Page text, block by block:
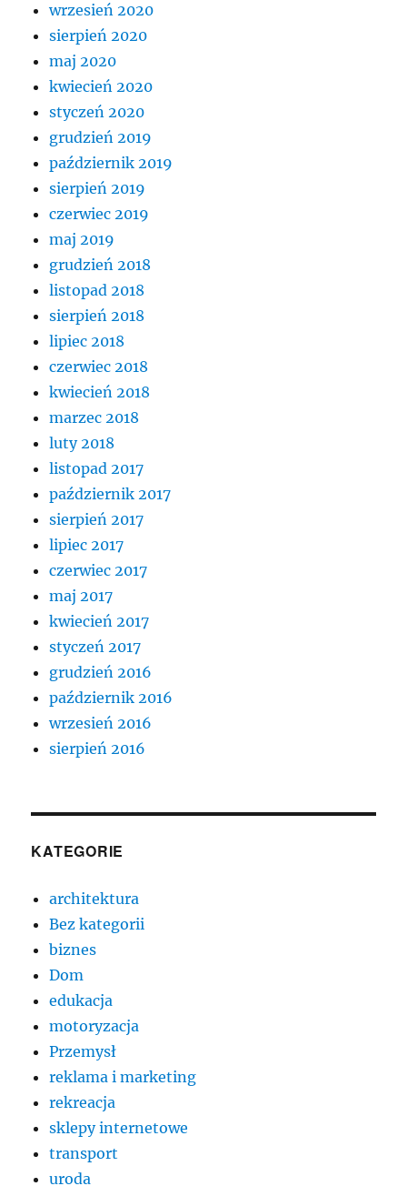
wrzesień 2020
sierpień 2020
maj 2020
kwiecień 2020
styczeń 2020
grudzień 2019
październik 2019
sierpień 2019
czerwiec 2019
maj 2019
grudzień 2018
listopad 2018
sierpień 2018
lipiec 2018
czerwiec 2018
kwiecień 2018
marzec 2018
luty 2018
listopad 2017
październik 2017
sierpień 2017
lipiec 2017
czerwiec 2017
maj 2017
kwiecień 2017
styczeń 2017
grudzień 2016
październik 2016
wrzesień 2016
sierpień 2016
KATEGORIE
architektura
Bez kategorii
biznes
Dom
edukacja
motoryzacja
Przemysł
reklama i marketing
rekreacja
sklepy internetowe
transport
uroda